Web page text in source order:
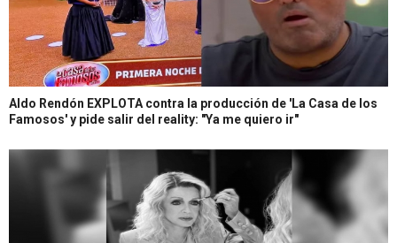
Aldo Rendón EXPLOTA contra la producción de 'La Casa de los
Famosos' y pide salir del reality: "Ya me quiero ir"